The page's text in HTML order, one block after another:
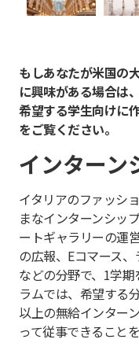
もしあなたが米国の
に興味がある場合は
希望する学生向けに
をご覧ください。
インターン
イタリアのファッシ
まなインターンシッ
ートギャラリーの運
の広報、Eコマース
などの分野で、1学
ラムでは、希望する
以上の無給インター
って従事できること